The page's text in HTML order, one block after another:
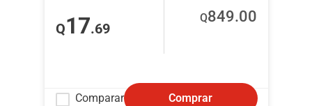
Q17.69
Q849.00
Comparar Comprar